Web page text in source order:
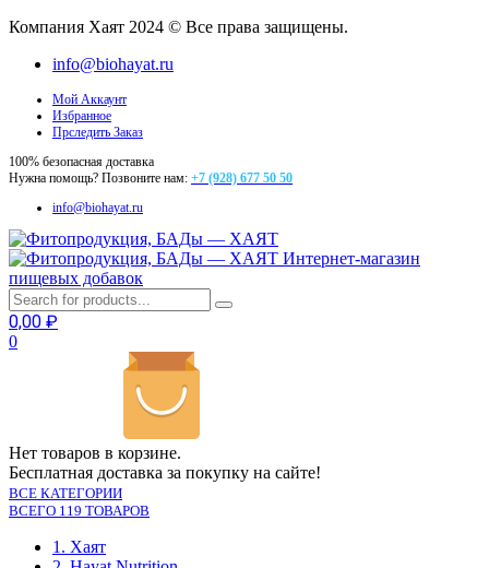
Компания Хаят 2024 © Все права защищены.
info@biohayat.ru
Мой Аккаунт
Избранное
Прследить Заказ
100% безопасная доставка
Нужна помощь? Позвоните нам: +7 (928) 677 50 50
info@biohayat.ru
Интернет-магазин
пищевых добавок
0,00 ₽
0
Нет товаров в корзине.
Бесплатная доставка за покупку на сайте!
ВСЕ КАТЕГОРИИ
ВСЕГО 119 ТОВАРОВ
1. Хаят